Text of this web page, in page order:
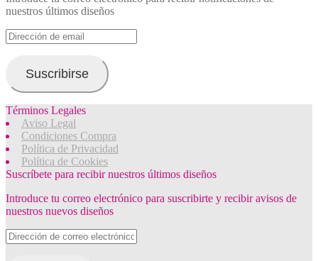
nuestros últimos diseños
Dirección
de
Suscribirse
Términos Legales
Aviso Legal
Condiciones Compra
Política de Privacidad
Política de Cookies
Suscríbete para recibir nuestros últimos diseños
Introduce tu correo electrónico para suscribirte y recibir avisos de
nuestros nuevos diseños
Dirección
de